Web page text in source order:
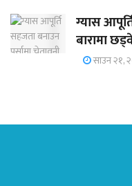
ग्यास
बारामा
साउन २१,